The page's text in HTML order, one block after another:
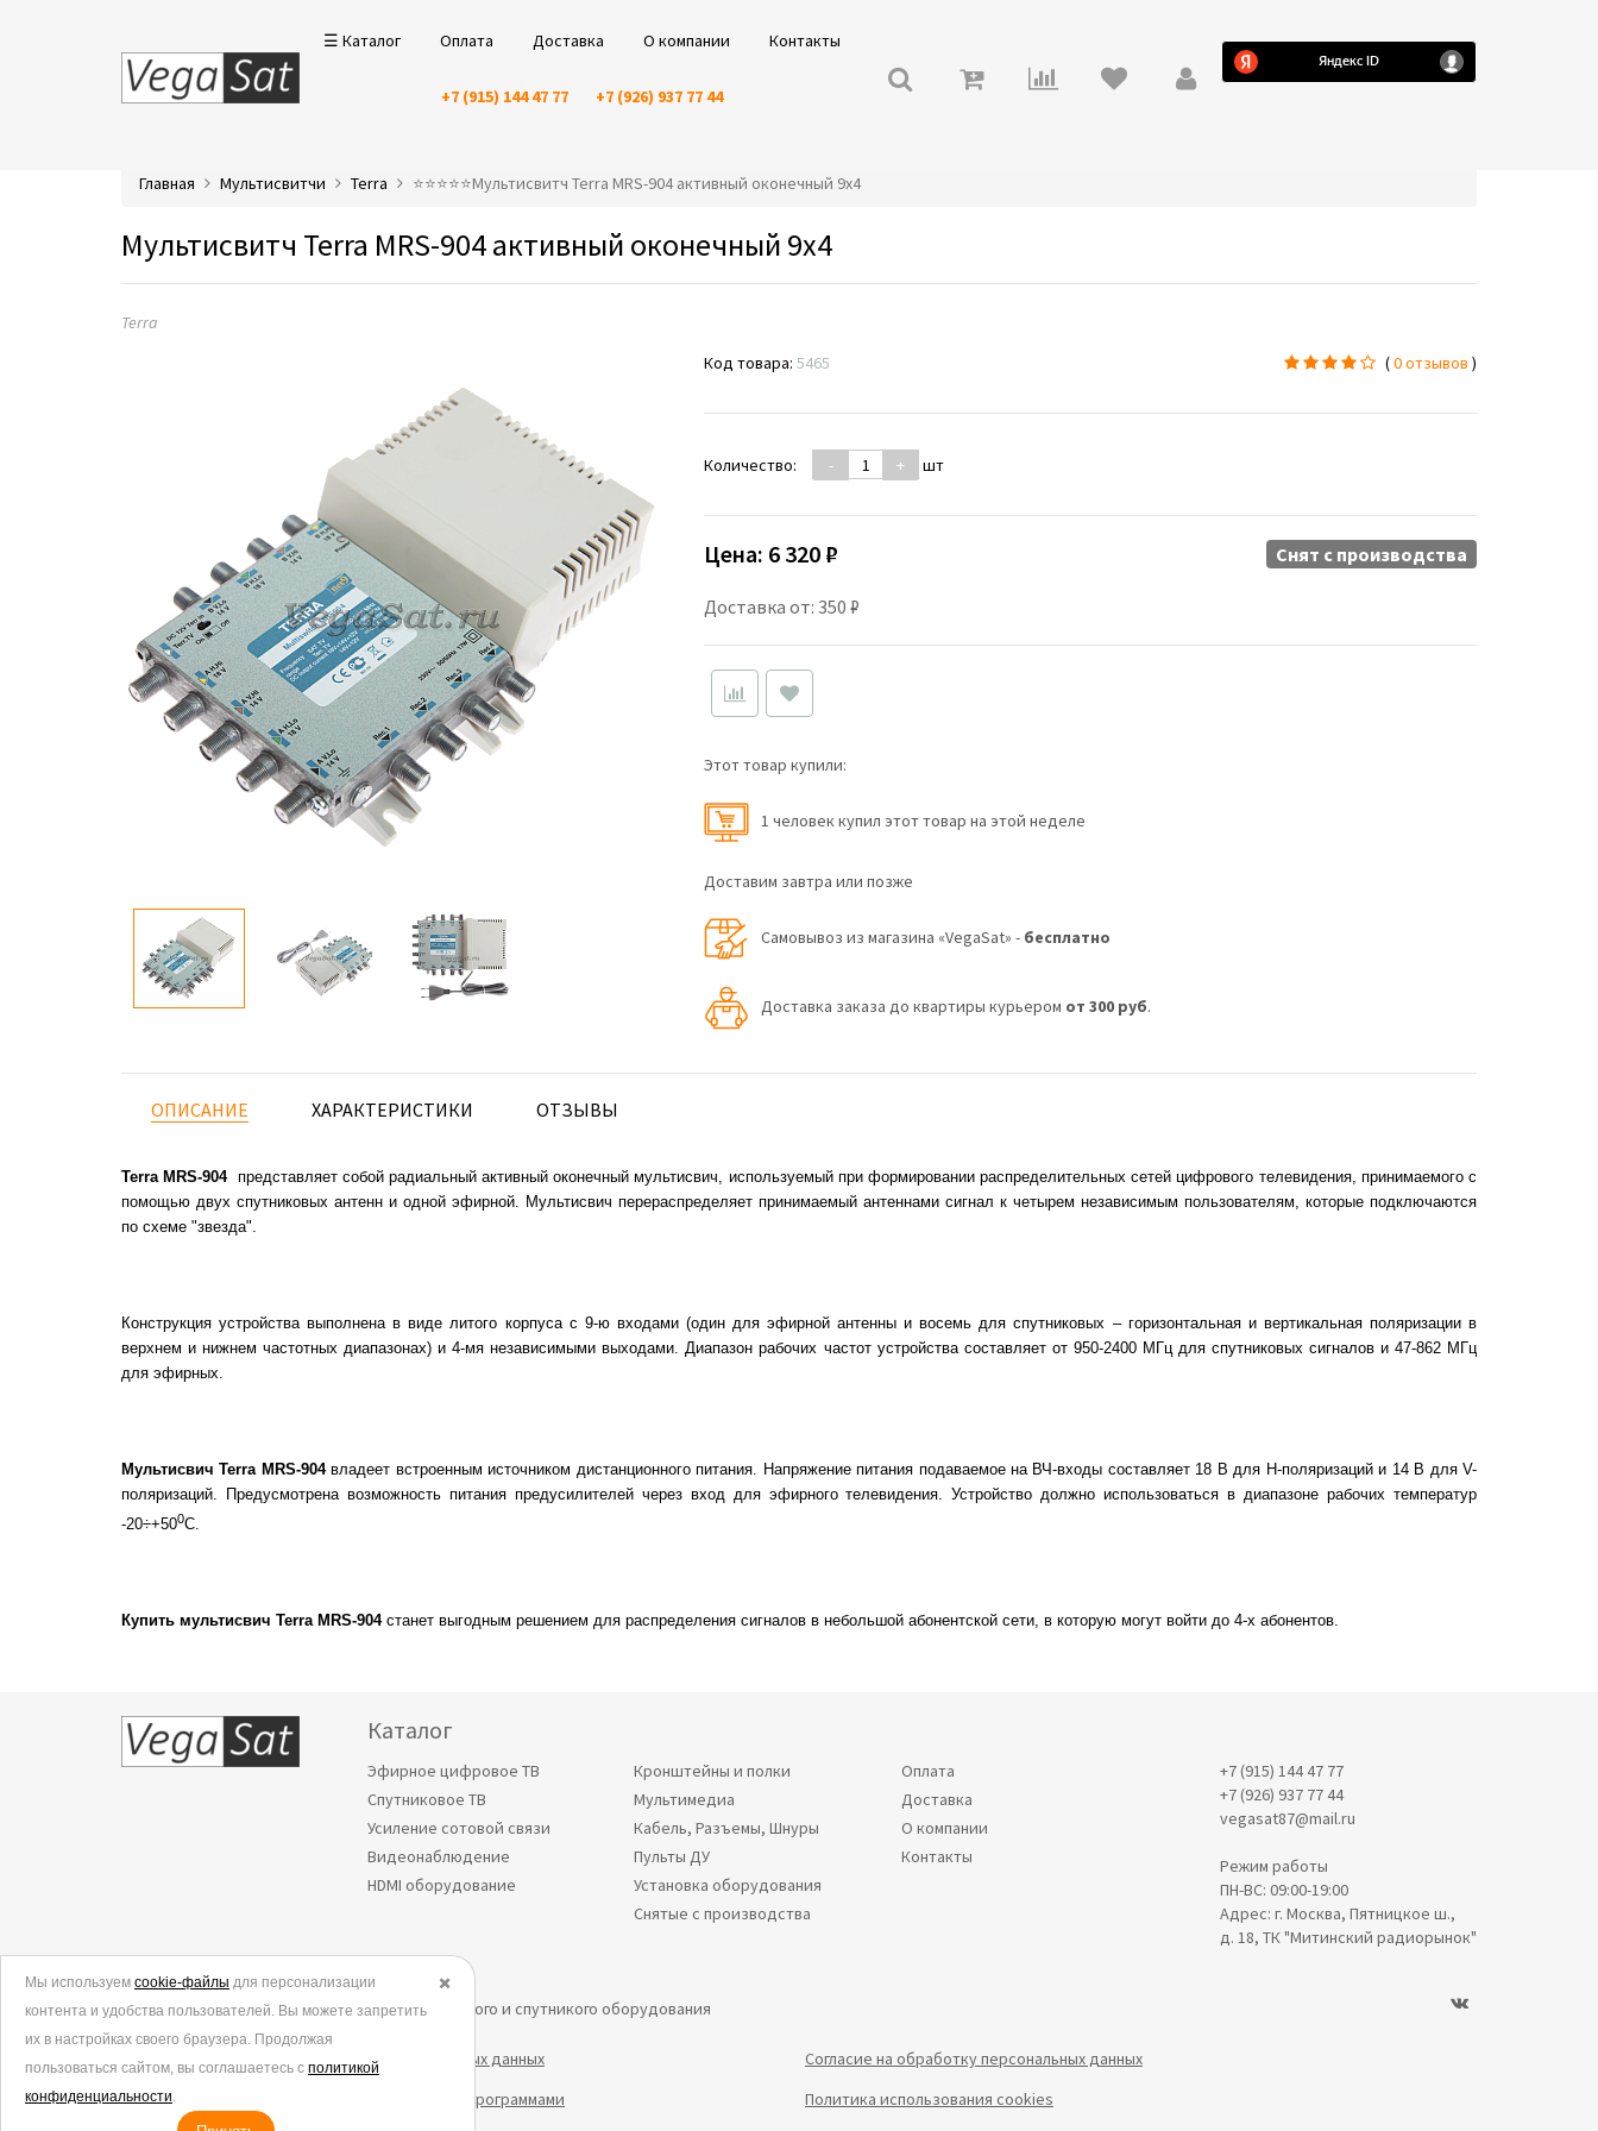
☰ Каталог Оплата Доставка О компании Контакты
+7 (915) 144 47 77 +7 (926) 937 77 44
Главная Мультисвитчи Terra ⭐️⭐️⭐️⭐️⭐️Мультисвитч Terra MRS-904 активный оконечный 9x4
Мультисвитч Terra MRS-904 активный оконечный 9x4
Terra
Код товара:5465 (0 отзывов )
Количество: - + шт
Цена: 6 320 ₽
Доставка от: 350 ₽
Снят c производства
Этот товар купили:
1 человек купил этот товар на этой неделе
Доставим завтра или позже
Самовывоз из магазина «VegaSat» - бесплатно
Доставка заказа до квартиры курьером от 300 руб.
ОПИСАНИЕ ХАРАКТЕРИСТИКИ ОТЗЫВЫ
Terra MRS-904 представляет собой радиальный активный оконечный мультисвич, используемый при формировании распределительных сетей цифрового телевидения, принимаемого с
помощью двух спутниковых антенн и одной эфирной. Мультисвич перераспределяет принимаемый антеннами сигнал к четырем независимым пользователям, которые подключаются
по схеме "звезда".
Конструкция устройства выполнена в виде литого корпуса с 9-ю входами (один для эфирной антенны и восемь для спутниковых – горизонтальная и вертикальная поляризации в
верхнем и нижнем частотных диапазонах) и 4-мя независимыми выходами. Диапазон рабочих частот устройства составляет от 950-2400 МГц для спутниковых сигналов и 47-862 МГц
для эфирных.
Мультисвич Terra MRS-904владеет встроенным источником дистанционного питания. Напряжение питания подаваемое на ВЧ-входы составляет 18 В для H-поляризаций и 14 В для V-
поляризаций. Предусмотрена возможность питания предусилителей через вход для эфирного телевидения. Устройство должно использоваться в диапазоне рабочих температур
-20÷+500С.
Купить мультисвич Terra MRS-904 станет выгодным решением для распределения сигналов в небольшой абонентской сети, в которую могут войти до 4-х абонентов.
Каталог
Эфирное цифровое ТВ
Спутниковое ТВ
Усиление сотовой связи
Видеонаблюдение
HDMI оборудование
Кронштейны и полки
Мультимедиа
Кабель, Разъемы, Шнуры
Пульты ДУ
Установка оборудования
Снятые с производства
Оплата
Доставка
О компании
Контакты
+7 (915) 144 47 77
+7 (926) 937 77 44
vegasat87@mail.ru
Режим работы
ПН-ВС: 09:00-19:00
Адрес: г. Москва, Пятницкое ш.,
д. 18, ТК "Митинский радиорынок"
© 2006-2026.
Все права защищены. Интернет-магазин эфирного и спутникого оборудования
Политика в отношении обработки персональных данных
Согласие на обработку персональных данных
Согласие на обработку данных метрическими программами
Политика использования cookies
✖️
Мы используем cookie-файлы для персонализации
контента и удобства пользователей. Вы можете запретить
их в настройках своего браузера. Продолжая
пользоваться сайтом, вы соглашаетесь с политикой
конфиденциальности.